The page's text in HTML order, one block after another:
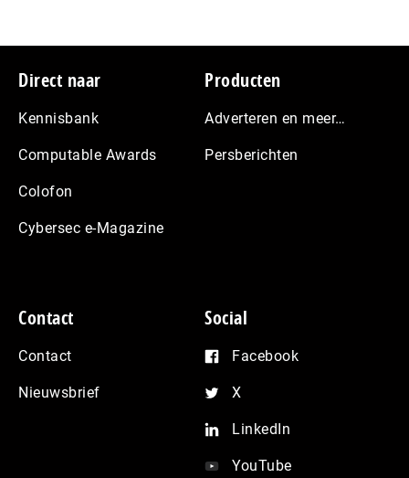
Footer
Direct naar
Kennisbank
Computable Awards
Colofon
Cybersec e-Magazine
Producten
Adverteren en meer…
Persberichten
Contact
Contact
Nieuwsbrief
Social
Facebook
X
LinkedIn
YouTube